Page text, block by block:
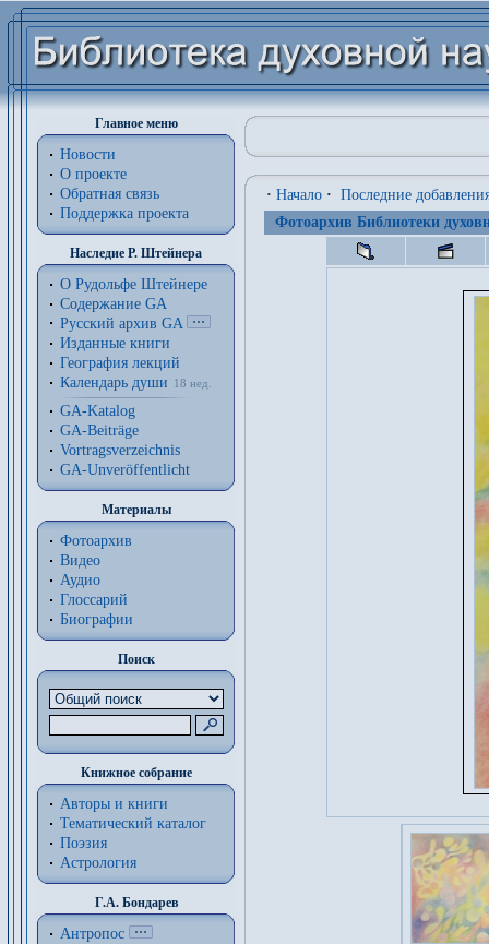
Главное меню
Новости
О проекте
Обратная связь
Поддержка проекта
Наследие Р. Штейнера
О Рудольфе Штейнере
Содержание GA
Русский архив GA
Изданные книги
География лекций
Календарь души
18 нед.
GA-Katalog
GA-Beiträge
Vortragsverzeichnis
GA-Unveröffentlicht
Материалы
Фотоархив
Видео
Аудио
Глоссарий
Биографии
Поиск
Книжное собрание
Авторы и книги
Тематический каталог
Поэзия
Астрология
Г.А. Бондарев
Антропос
· Начало · Последние
Фотоархив Библиотеки